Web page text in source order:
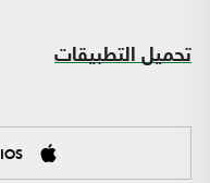
تحميل التطبيقات
IOS